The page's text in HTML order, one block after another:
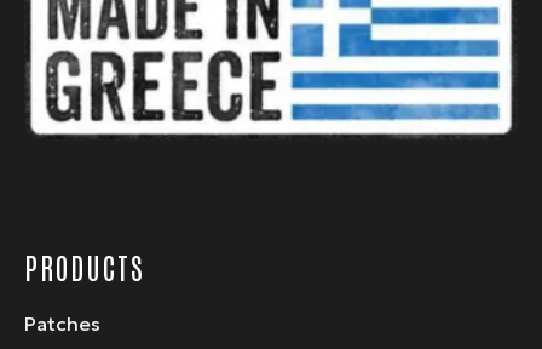
να
επιλεγούν
στη
σελίδα
του
PRODUCTS
Patches